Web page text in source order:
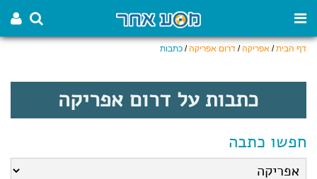
דף הבית/ אפריקה/ דרום אפריקה/ כתבות
כתבות על דרום אפריקה
חפשו כתבה